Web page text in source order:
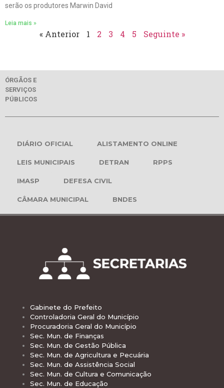
serão os produtores Marwin David
Leia mais »
« Anterior 1 2 3 4 5 Seguinte »
ÓRGÃOS E
SERVIÇOS
PÚBLICOS
DIÁRIO OFICIAL ALISTAMENTO ONLINE
LEIS MUNICIPAIS DETRAN RPPS
IMASP DEFESA CIVIL
CÂMARA MUNICIPAL BNDES
Gabinete do Prefeito
Controladoria Geral do Município
Procuradoria Geral do Município
Sec. Mun. de Finanças
Sec. Mun. de Gestão Pública
Sec. Mun. de Agricultura e Pecuária
Sec. Mun. de Assistência Social
Sec. Mun. de Cultura e Comunicação
Sec. Mun. de Educação